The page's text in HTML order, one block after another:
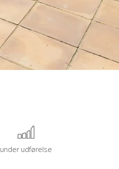
under udførelse